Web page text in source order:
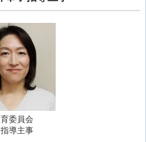
委員会
導主事